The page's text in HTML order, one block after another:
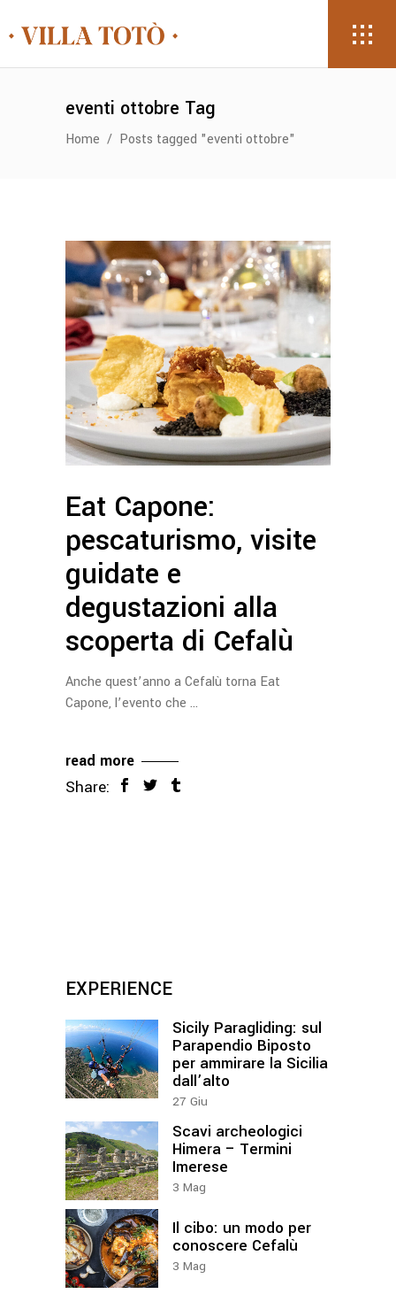
eventi ottobre Tag
Home / Posts tagged "eventi ottobre"
Eat Capone:
pescaturismo, visite
guidate e
degustazioni alla
scoperta di Cefalù
Anche quest’anno a Cefalù torna Eat
Capone, l’evento che
read more
Share:
EXPERIENCE
Sicily Paragliding: sul
Parapendio Biposto
per ammirare la Sicilia
dall’alto
27 Giu
Scavi archeologici
Himera – Termini
Imerese
3 Mag
Il cibo: un modo per
conoscere Cefalù
3 Mag